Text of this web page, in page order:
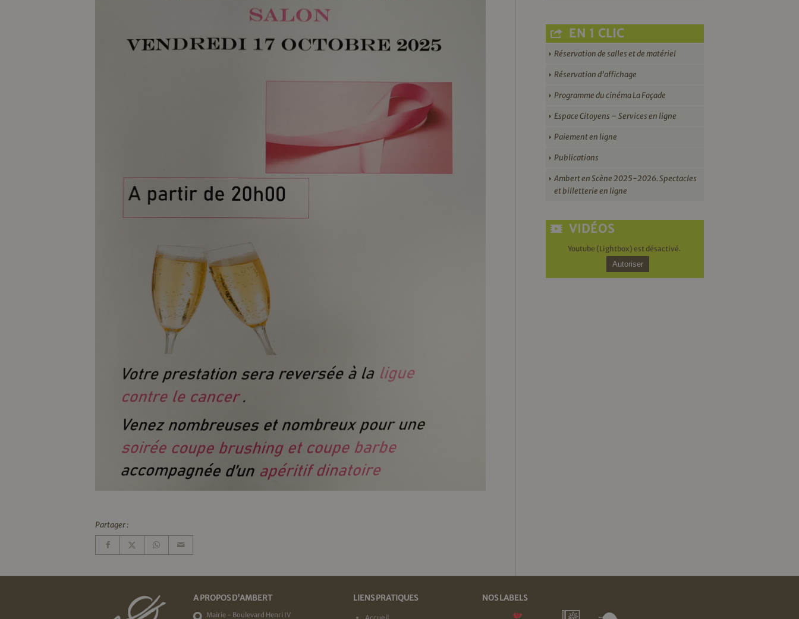
Partager :
EN 1 CLIC
Réservation de salles et de matériel
Réservation d’affichage
Programme du cinéma La Façade
Espace Citoyens – Services en ligne
Paiement en ligne
Publications
Ambert en Scène 2025-2026. Spectacles
et billetterie en ligne
VIDÉOS
Youtube (Lightbox) est désactivé.
Autoriser
A PROPOS D'AMBERT
Mairie - Boulevard Henri IV
LIENS PRATIQUES NOS LABELS